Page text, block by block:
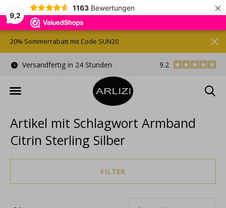
9,2
1163 Bewertungen ×
Versandfertig in 24 Stunden Kostenlose
9.2
20% Sommerrabatt mit Code SUN20
Artikel mit Schlagwort Armband
Citrin Sterling Silber
FILTER